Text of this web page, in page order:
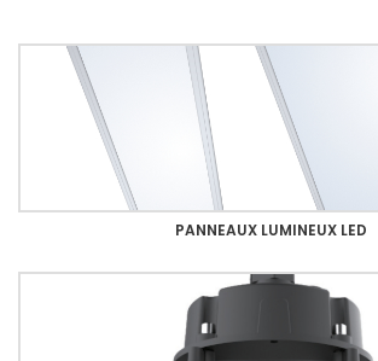
PANNEAUX LUMINEUX LED